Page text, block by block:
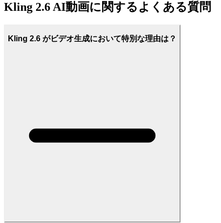
Kling 2.6 AI動画に関するよくある質問
Kling 2.6 がビデオ生成において特別な理由は？